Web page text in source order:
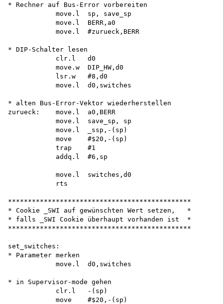
* Rechner auf Bus-Error vorbereiten
            move.l  sp, save_sp
            move.l  BERR,a0
            move.l  #zurueck,BERR
* DIP-Schalter lesen
            clr.l   d0
            move.w  DIP_HW,d0
            lsr.w   #8,d0
            move.l  d0,switches
* alten Bus-Error-Vektor wiederherstellen
zurueck:    move.l  a0,BERR
            move.l  save_sp, sp
            move.l  _ssp,-(sp)
            move    #$20,-(sp)
            trap    #1
            addq.l  #6,sp
            move.l  switches,d0
            rts
**********************************************
* Cookie _SWI auf gewünschten Wert setzen,   *
* falls _SWI Cookie überhaupt vorhanden ist  *
**********************************************
set_switches:
* Parameter merken
            move.l  d0,switches
* in Supervisor-mode gehen
            clr.l   -(sp)
            move    #$20,-(sp)